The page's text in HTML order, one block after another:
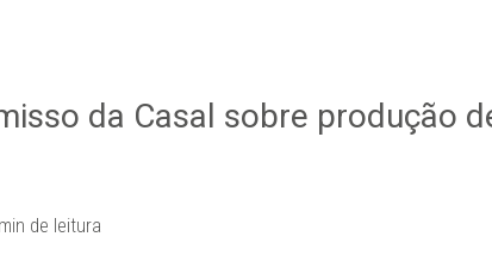
da Casal sobre produção
de leitura